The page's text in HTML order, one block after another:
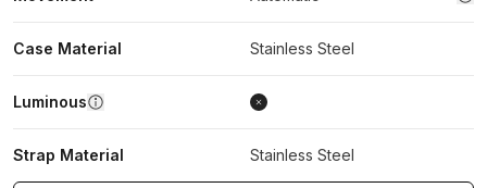
Case Material Stainless Steel
Luminous
Strap Material Stainless Steel